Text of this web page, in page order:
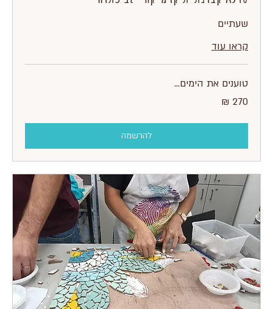
שעתיים
קראו עוד
טוענים את הימים...
שקלים
להרשמה